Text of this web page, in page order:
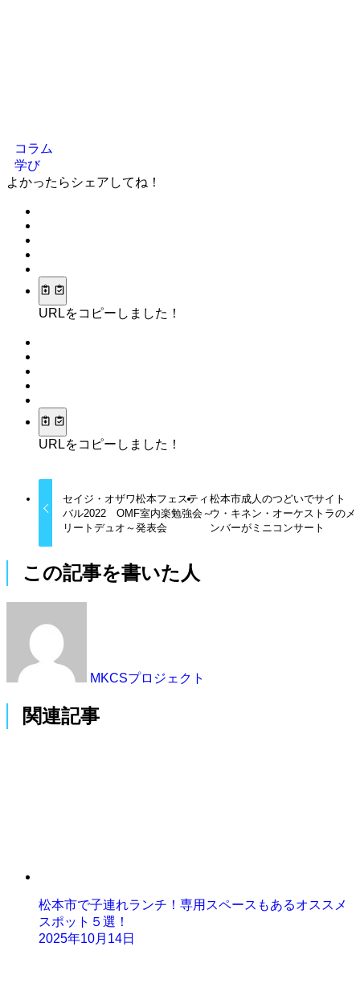
コラム
学び
よかったらシェアしてね！
URLをコピーしました！
URLをコピーしました！
セイジ・オザワ松本フェスティ
バル2022 OMF室内楽勉強会～
リートデュオ～発表会
松本市成人のつどいでサイト
ウ・キネン・オーケストラのメ
ンバーがミニコンサート
この記事を書いた人
MKCSプロジェクト
関連記事
松本市で子連れランチ！専用スペースもあるオススメ
スポット５選！
2025年10月14日